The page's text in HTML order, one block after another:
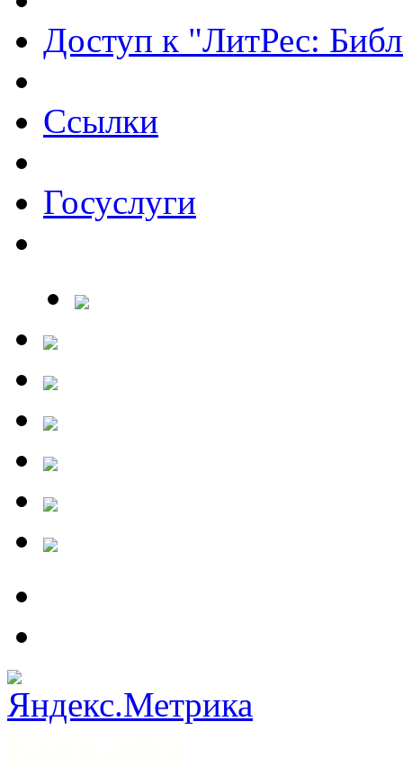
Доступ к "ЛитРес:
Ссылки
Госуслуги